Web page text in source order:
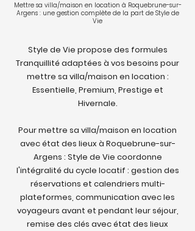
Mettre sa villa/maison en location à Roquebrune-sur-
Argens : une gestion complète de la part de Style de
Vie
Style de Vie propose des formules
Tranquillité adaptées à vos besoins pour
mettre sa villa/maison en location :
Essentielle, Premium, Prestige et
Hivernale.
Pour mettre sa villa/maison en location
avec état des lieux à Roquebrune-sur-
Argens : Style de Vie coordonne
l'intégralité du cycle locatif : gestion des
réservations et calendriers multi-
plateformes, communication avec les
voyageurs avant et pendant leur séjour,
remise des clés avec état des lieux